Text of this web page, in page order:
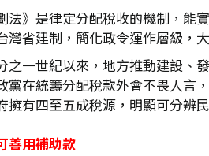
法》是律定分配稅收的機制，
灣省建制，簡化政令運作層級，
之一世紀以來，地方推動建設、
黨在統籌分配稅款外會不畏人言
擁有四至五成稅源，明顯可分辨
善用補助款